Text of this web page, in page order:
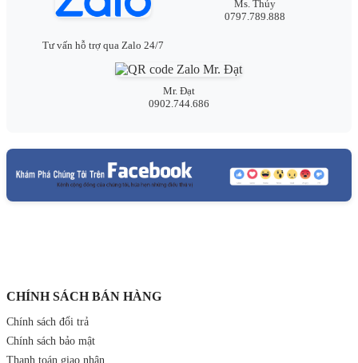
Tư vấn hỗ trợ qua Zalo 24/7
Ms. Thủy
0797.789.888
Mr. Đạt
0902.744.686
CHÍNH SÁCH BÁN HÀNG
Chính sách đổi trả
Chính sách bảo mật
Thanh toán giao nhận